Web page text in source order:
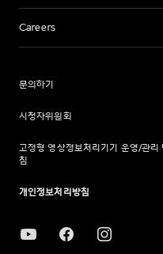
Careers
문의하기
시청자위원회
고정형 영상정보처리기기 운영/관리
침
개인정보처리방침